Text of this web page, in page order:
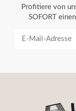
Profitiere von
SOFORT